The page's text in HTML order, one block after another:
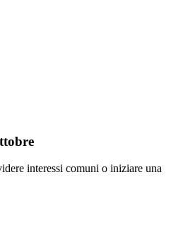
interessi comuni o iniziare una